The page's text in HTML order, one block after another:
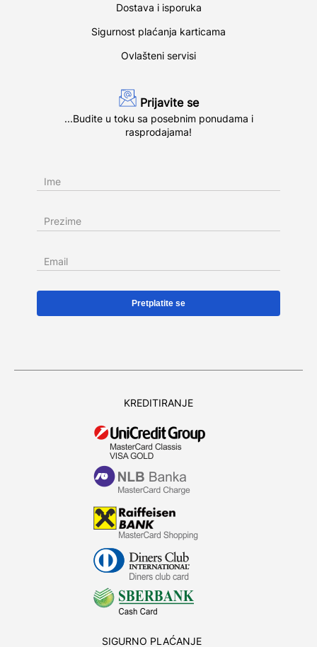
Dostava i isporuka
Sigurnost plaćanja karticama
Ovlašteni servisi
Prijavite se
...Budite u toku sa posebnim ponudama i
rasprodajama!
Ime
Prezime
Email
KREDITIRANJE
SIGURNO PLAĆANJE